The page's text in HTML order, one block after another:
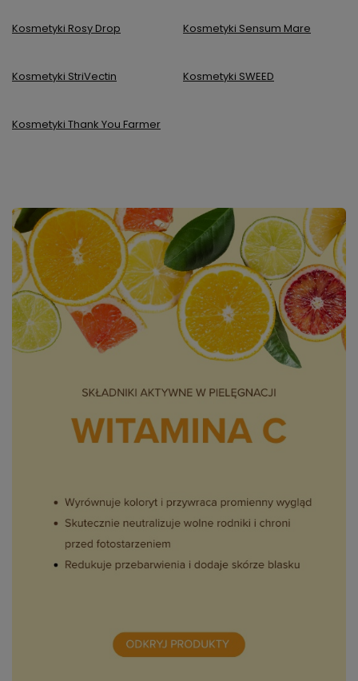
Kosmetyki Rosy Drop Kosmetyki Sensum Mare
Kosmetyki StriVectin Kosmetyki SWEED
Kosmetyki Thank You Farmer